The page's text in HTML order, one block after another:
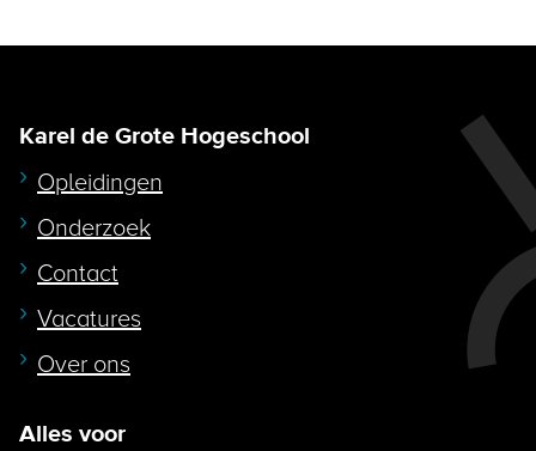
Karel de Grote Hogeschool
Opleidingen
Onderzoek
Contact
Vacatures
Over ons
Alles voor